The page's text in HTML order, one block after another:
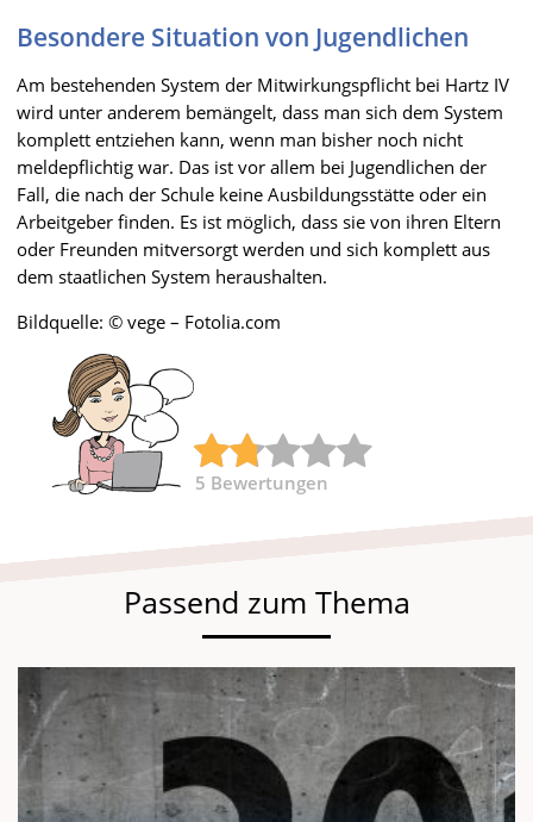
Besondere Situation von Jugendlichen
Am bestehenden System der Mitwirkungspflicht bei Hartz IV
wird unter anderem bemängelt, dass man sich dem System
komplett entziehen kann, wenn man bisher noch nicht
meldepflichtig war. Das ist vor allem bei Jugendlichen der
Fall, die nach der Schule keine Ausbildungsstätte oder ein
Arbeitgeber finden. Es ist möglich, dass sie von ihren Eltern
oder Freunden mitversorgt werden und sich komplett aus
dem staatlichen System heraushalten.
Bildquelle: © vege – Fotolia.com
5 Bewertungen
Passend zum Thema